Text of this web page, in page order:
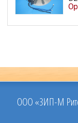
ООО «ЗИП-М